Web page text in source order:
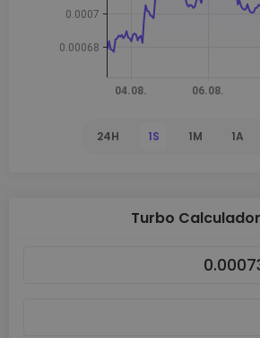
24H 1S 1M 1A
Turbo